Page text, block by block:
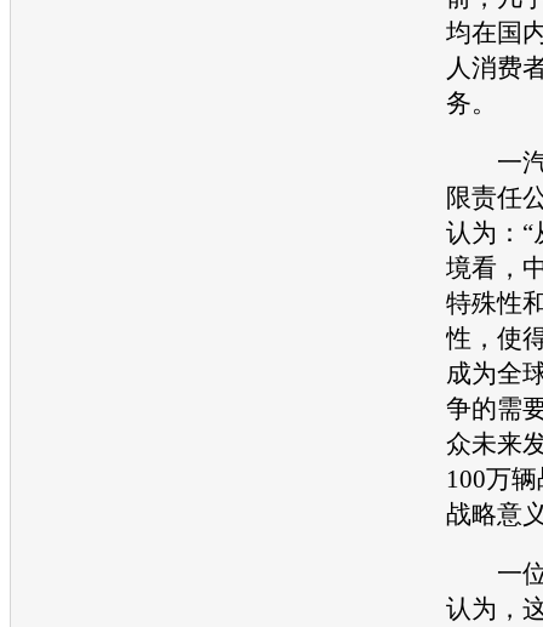
均在国
人消费
务。
一
限责任
认为：“
境看，
特殊性
性，使
成为全
争的需
众未来
100万
战略意
一位
认为，